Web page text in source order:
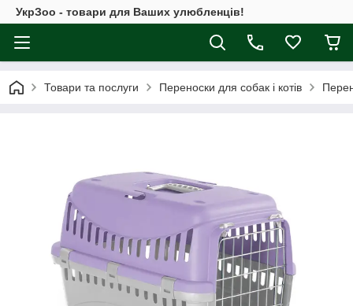
УкрЗоо - товари для Ваших улюбленців!
Товари та послуги Переноски для собак і котів